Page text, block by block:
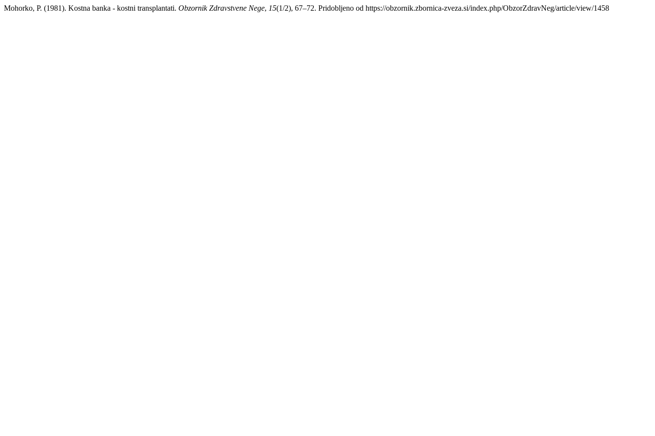
Mohorko, P. (1981). Kostna banka - kostni transplantati. Obzornik Zdravstvene Nege, 15(1/2), 67–72. Pridobljeno od https://obzornik.zbornica-zveza.si/index.php/ObzorZdravNeg/article/view/1458